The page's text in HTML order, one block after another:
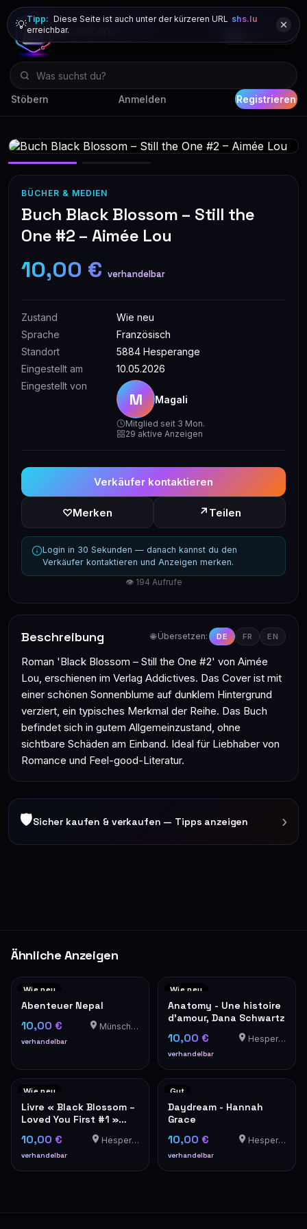
Stöbern Anmelden Registrieren
💡Tipp: Diese Seite ist auch unter der kürzeren URL shs.lu
erreichbar.
BÜCHER & MEDIEN
Buch Black Blossom – Still the
One #2 – Aimée Lou
10,00 € verhandelbar
Zustand
Wie neu
Sprache
Französisch
Standort
5884 Hesperange
Eingestellt am
10.05.2026
Eingestellt von
M Magali
Mitglied seit 3 Mon.
29 aktive Anzeigen
Verkäufer kontaktieren
♡Merken ↗ Teilen
Login in 30 Sekunden — danach kannst du den
Verkäufer kontaktieren und Anzeigen merken.
👁 194 Aufrufe
Beschreibung 🌐 Übersetzen: DE FR EN
Roman 'Black Blossom – Still the One #2' von Aimée
Lou, erschienen im Verlag Addictives. Das Cover ist mit
einer schönen Sonnenblume auf dunklem Hintergrund
verziert, ein typisches Merkmal der Reihe. Das Buch
befindet sich in gutem Allgemeinzustand, ohne
sichtbare Schäden am Einband. Ideal für Liebhaber von
Romance und Feel-good-Literatur.
🛡Sicher kaufen & verkaufen — Tipps anzeigen ›
Ähnliche Anzeigen
Wie neu
Abenteuer Nepal
10,00 €
verhandelbar
Münschecker
Wie neu
Anatomy - Une histoire
d'amour, Dana Schwartz
10,00 €
verhandelbar
Hesperange
Wie neu
Livre « Black Blossom –
Loved You First #1 »
10,00 €
verhandelbar
Hesperange
Gut
Daydream - Hannah
Grace
10,00 €
verhandelbar
Hesperange